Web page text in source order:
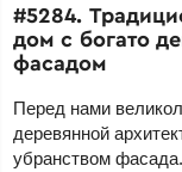
#5284.
дом с богато
фасадом
Перед нами
деревянной
убранством